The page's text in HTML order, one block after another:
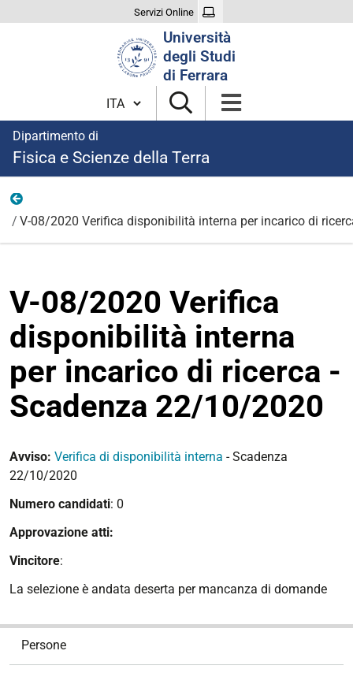
Servizi Online
Università
degli Studi
di Ferrara
Cambia lingua
Dipartimento di
Fisica e Scienze della Terra
V-08/2020 Verifica disponibilità interna per incarico di
V-08/2020 Verifica
disponibilità interna
per incarico di ricerca -
Scadenza 22/10/2020
Avviso: Verifica di disponibilità interna - Scadenza
22/10/2020
Numero candidati: 0
Approvazione atti:
Vincitore:
La selezione è andata deserta per mancanza di domande
Persone